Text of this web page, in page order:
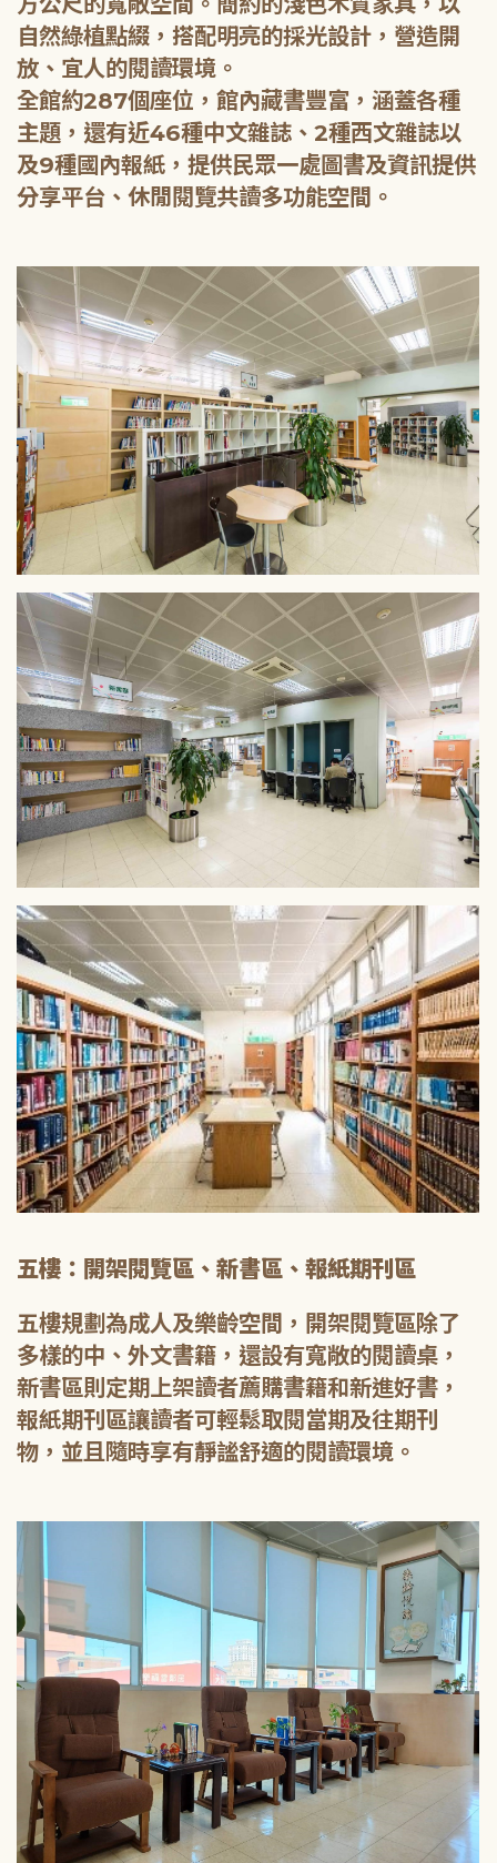
自然綠植點綴，搭配明亮的採光設計，營造開
放、宜人的閱讀環境。
全館約287個座位，館內藏書豐富，涵蓋各種
主題，還有近46種中文雜誌、2種西文雜誌以
及9種國內報紙，提供民眾一處圖書及資訊提供
五樓：開架閱覽區、新書區、報紙期刊區
五樓規劃為成人及樂齡空間，開架閱覽區除了
多樣的中、外文書籍，還設有寬敞的閱讀桌，
新書區則定期上架讀者薦購書籍和新進好書，
報紙期刊區讓讀者可輕鬆取閱當期及往期刊
物，並且隨時享有靜謐舒適的閱讀環境。